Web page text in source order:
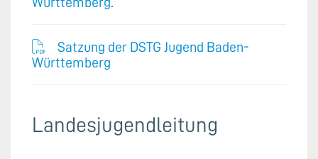
Satzung der DSTG Jugend Baden-
Württemberg
Landesjugendleitung